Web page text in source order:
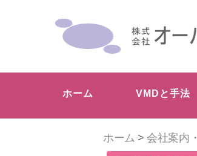
ホーム VMDと手法
ホーム >会社案内